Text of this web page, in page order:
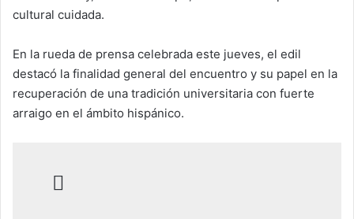
cultural cuidada.
En la rueda de prensa celebrada este jueves, el edil
destacó la finalidad general del encuentro y su papel en la
recuperación de una tradición universitaria con fuerte
arraigo en el ámbito hispánico.